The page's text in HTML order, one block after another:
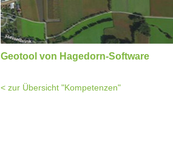
Geotool von Hagedorn-Software
< zur Übersicht "Kompetenzen"